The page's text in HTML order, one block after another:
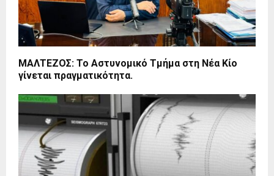
ΜΑΛΤΕΖΟΣ: Το Αστυνομικό Τμήμα στη Νέα Κίο
γίνεται πραγματικότητα.